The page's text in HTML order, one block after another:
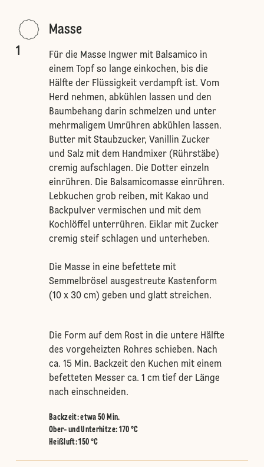
1
Masse
Für die Masse Ingwer mit Balsamico in
einem Topf so lange einkochen, bis die
Hälfte der Flüssigkeit verdampft ist. Vom
Herd nehmen, abkühlen lassen und den
Baumbehang darin schmelzen und unter
mehrmaligem Umrühren abkühlen lassen.
Butter mit Staubzucker, Vanillin Zucker
und Salz mit dem Handmixer (Rührstäbe)
cremig aufschlagen. Die Dotter einzeln
einrühren. Die Balsamicomasse einrühren.
Lebkuchen grob reiben, mit Kakao und
Backpulver vermischen und mit dem
Kochlöffel unterrühren. Eiklar mit Zucker
cremig steif schlagen und unterheben.
Die Masse in eine befettete mit
Semmelbrösel ausgestreute Kastenform
(10 x 30 cm) geben und glatt streichen.
Die Form auf dem Rost in die untere Hälfte
des vorgeheizten Rohres schieben. Nach
ca. 15 Min. Backzeit den Kuchen mit einem
befetteten Messer ca. 1 cm tief der Länge
nach einschneiden.
Backzeit: etwa 50 Min.
Ober- und Unterhitze: 170 °C
Heißluft:150 °C